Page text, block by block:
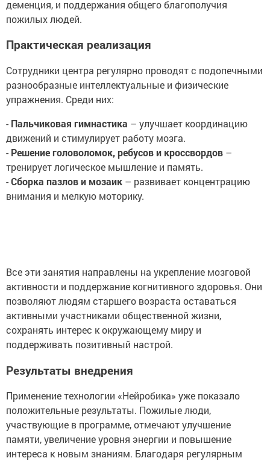
деменция, и поддержания общего благополучия
пожилых людей.
Практическая реализация
Сотрудники центра регулярно проводят с подопечными
разнообразные интеллектуальные и физические
упражнения. Среди них:
- Пальчиковая гимнастика – улучшает координацию
движений и стимулирует работу мозга.
- Решение головоломок, ребусов и кроссвордов –
тренирует логическое мышление и память.
-Сборка пазлов и мозаик – развивает концентрацию
внимания и мелкую моторику.
Все эти занятия направлены на укрепление мозговой
активности и поддержание когнитивного здоровья. Они
позволяют людям старшего возраста оставаться
активными участниками общественной жизни,
сохранять интерес к окружающему миру и
поддерживать позитивный настрой.
Результаты внедрения
Применение технологии «Нейробика» уже показало
положительные результаты. Пожилые люди,
участвующие в программе, отмечают улучшение
памяти, увеличение уровня энергии и повышение
интереса к новым знаниям. Благодаря регулярным